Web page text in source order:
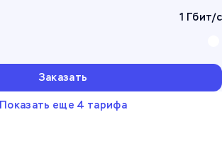
1 Гбит/с
Заказать
Показать еще 4 тарифа